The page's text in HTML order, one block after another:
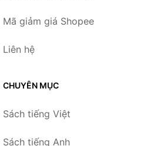
Mã giảm giá Shopee
Liên hệ
CHUYÊN MỤC
Sách tiếng Việt
Sách tiếng Anh